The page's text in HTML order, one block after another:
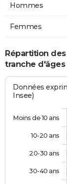
Hommes
Femmes
Répartition
tranche d'âges
Données
Insee)
Moins de 10 ans
10-20 ans
20-30 ans
30-40 ans